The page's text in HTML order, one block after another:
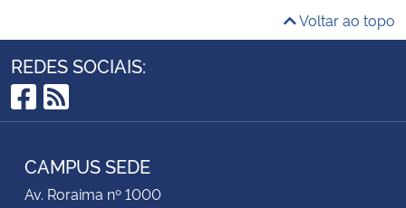
Voltar ao topo
REDES SOCIAIS:
Facebook
RSS
CAMPUS SEDE
Av. Roraima nº 1000